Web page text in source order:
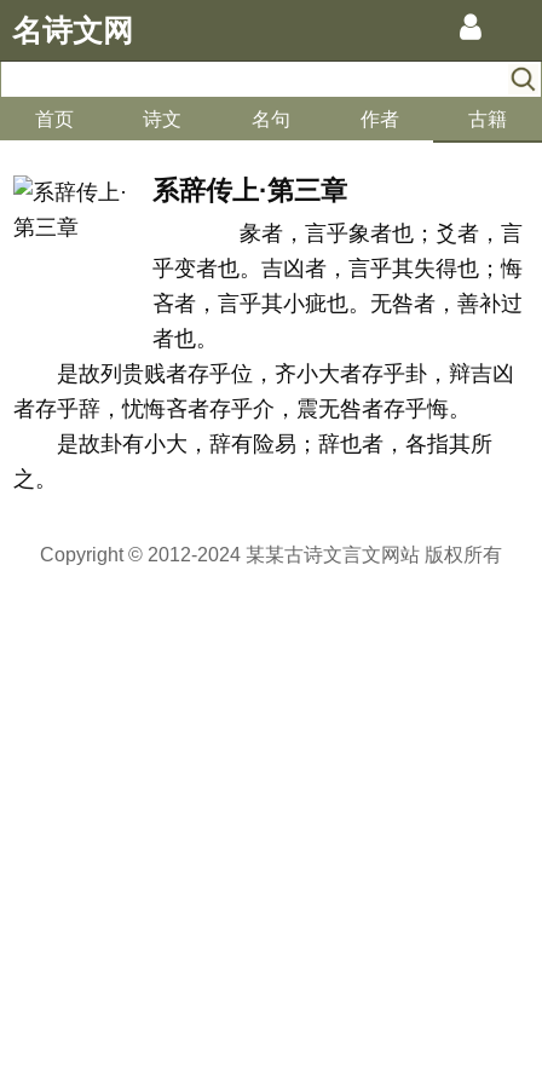
名诗文网
首页 诗文 名句 作者 古籍
系辞传上·第三章
彖者，言乎象者也；爻者，言
乎变者也。吉凶者，言乎其失得也；悔
吝者，言乎其小疵也。无咎者，善补过
者也。
是故列贵贱者存乎位，齐小大者存乎卦，辩吉凶
者存乎辞，忧悔吝者存乎介，震无咎者存乎悔。
是故卦有小大，辞有险易；辞也者，各指其所
之。
Copyright © 2012-2024 某某古诗文言文网站 版权所有